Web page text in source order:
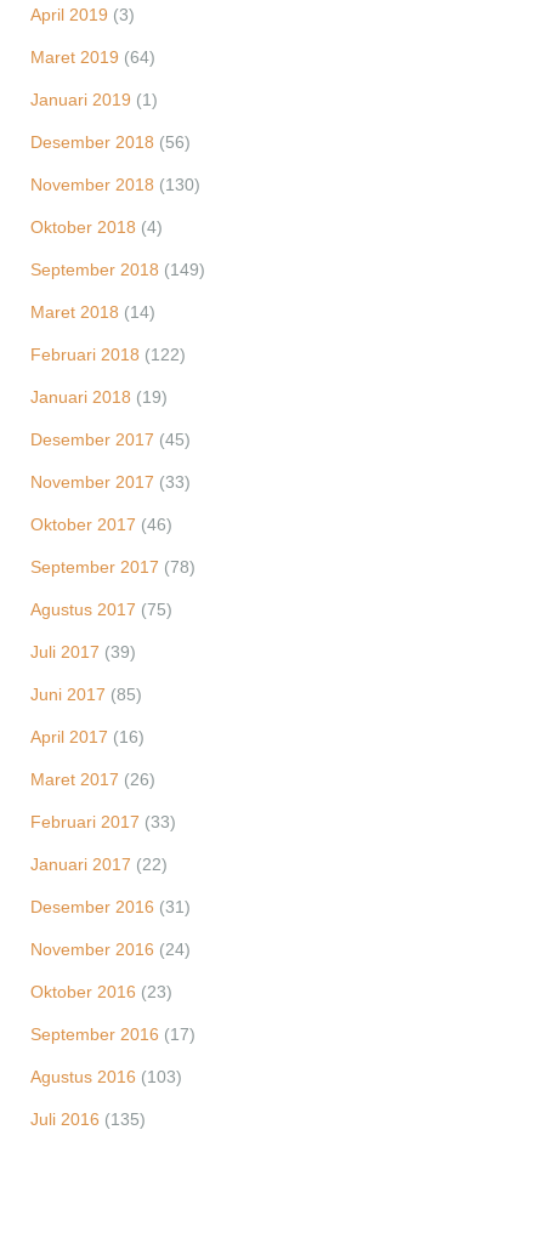
April 2019 (3)
Maret 2019 (64)
Januari 2019 (1)
Desember 2018 (56)
November 2018 (130)
Oktober 2018 (4)
September 2018 (149)
Maret 2018 (14)
Februari 2018 (122)
Januari 2018 (19)
Desember 2017 (45)
November 2017 (33)
Oktober 2017 (46)
September 2017 (78)
Agustus 2017 (75)
Juli 2017 (39)
Juni 2017 (85)
April 2017 (16)
Maret 2017 (26)
Februari 2017 (33)
Januari 2017 (22)
Desember 2016 (31)
November 2016 (24)
Oktober 2016 (23)
September 2016 (17)
Agustus 2016 (103)
Juli 2016 (135)